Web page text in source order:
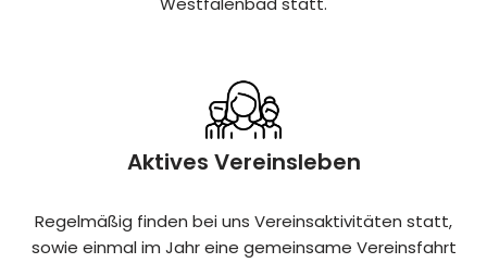
Aktives Vereinsleben
Regelmäßig finden bei uns Vereinsaktivitäten statt,
sowie einmal im Jahr eine gemeinsame Vereinsfahrt